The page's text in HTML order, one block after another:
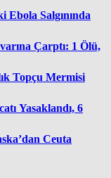
Salgınında
Çarptı: 1 Ölü,
Topçu Mermisi
Yasaklandı, 6
Ceuta